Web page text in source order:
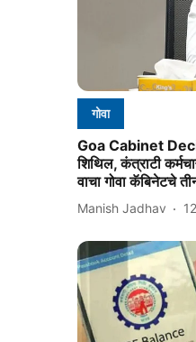
गोवा
Goa Cabinet
शिथिल, कंत्राटी
वाचा गोवा कॅबिनेटचे
Manish Jadhav